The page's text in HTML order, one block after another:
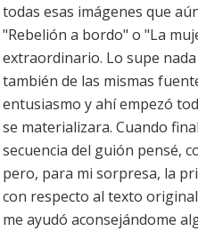
todas esas imágenes que
"Rebelión a bordo" o "La
extraordinario. Lo supe
también de las mismas
entusiasmo y ahí empezó
se materializara. Cuando
secuencia del guión pensé,
pero, para mi sorpresa, la
con respecto al texto
me ayudó aconsejándome